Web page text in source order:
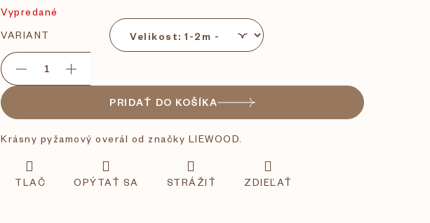
Vypredané
VARIANT
PRIDAŤ DO KOŠÍKA
Krásny pyžamový overál od značky LIEWOOD.
TLAČ OPÝTAŤ SA STRÁŽIŤ ZDIEĽAŤ